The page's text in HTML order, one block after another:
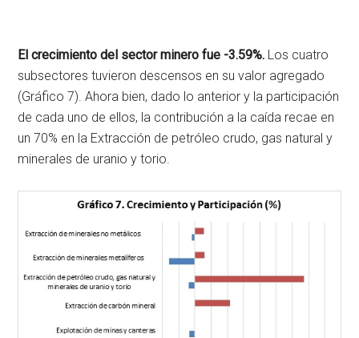
El crecimiento del sector minero fue -3.59%. Los cuatro
subsectores tuvieron descensos en su valor agregado
(Gráfico 7). Ahora bien, dado lo anterior y la participación
de cada uno de ellos, la contribución a la caída recae en
un 70% en la Extracción de petróleo crudo, gas natural y
minerales de uranio y torio.